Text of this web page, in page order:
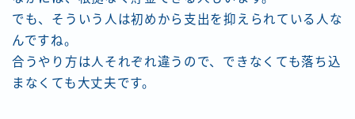
でも、そういう人は初めから支出を抑えられている人な
んですね。
合うやり方は人それぞれ違うので、できなくても落ち込
まなくても大丈夫です。